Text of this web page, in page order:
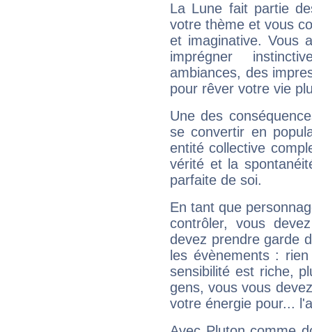
La Lune fait partie
votre thème et vous
et imaginative. Vous
imprégner
ambiances, des
pour rêver votre vie
Une des
se convertir en
entité collective
vérité et la
parfaite de soi.
En tant que
contrôler, vous
devez prendre garde
les évènements :
sensibilité est riche,
gens, vous vous
votre énergie pour...